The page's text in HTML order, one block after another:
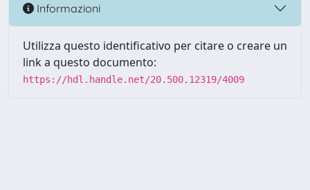
Informazioni
Utilizza questo identificativo per citare o creare un
link a questo documento:
https://hdl.handle.net/20.500.12319/4009